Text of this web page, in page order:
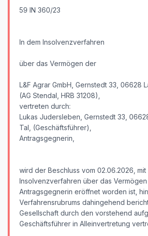
59 IN 360/23
In dem Insolvenzverfahren
über das Vermögen der
L&F Agrar GmbH, Gernstedt 33, 06628
(AG Stendal, HRB 31208),
vertreten durch:
Lukas Judersleben, Gernstedt 33,
Tal, (Geschäftsführer),
Antragsgegnerin,
wird der Beschluss vom 02.06.2026, mit
Insolvenzverfahren über das
Antragsgegnerin eröffnet worden ist,
Verfahrensrubrums dahingehend
Gesellschaft durch den vorstehend
Geschäftsführer in Alleinvertretung